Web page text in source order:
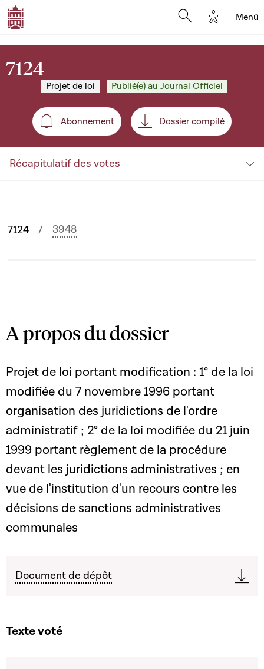
Options
Menü
7124
Projet de loi Publié(e) au Journal Officiel
Abonnement
Abonnement Dossier compilé
Récapitulatif des votes
7124 3948
A propos du dossier
Projet de loi portant modification : 1° de la loi
modifiée du 7 novembre 1996 portant
organisation des juridictions de l'ordre
administratif ; 2° de la loi modifiée du 21 juin
1999 portant règlement de la procédure
devant les juridictions administratives ; en
vue de l'institution d'un recours contre les
décisions de sanctions administratives
communales
Document de dépôt
Texte voté